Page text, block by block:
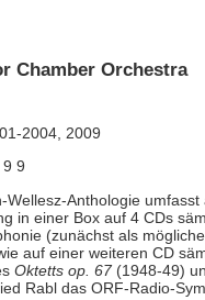
Chamber Orchestra
2004, 2009
9 9
Wellesz-Anthologie
in einer Box auf 4 CDs
(zunächst als
auf einer weiteren CD
Oktetts op. 67(1948-49)
Rabl das ORF-Radio-